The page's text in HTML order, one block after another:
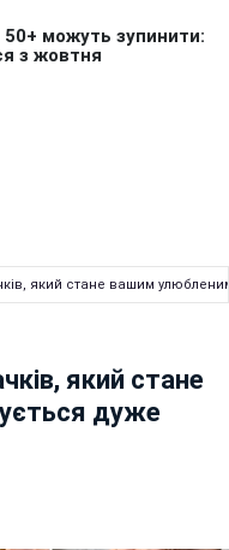
який стане вашим
який стане
дуже